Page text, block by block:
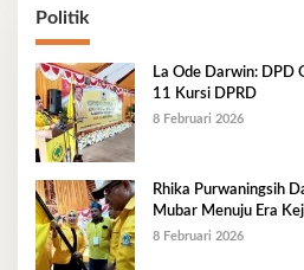
Politik
La Ode Darwin: DPD
11 Kursi DPRD
8 Februari 2026
Rhika Purwaningsih
Mubar Menuju Era
8 Februari 2026